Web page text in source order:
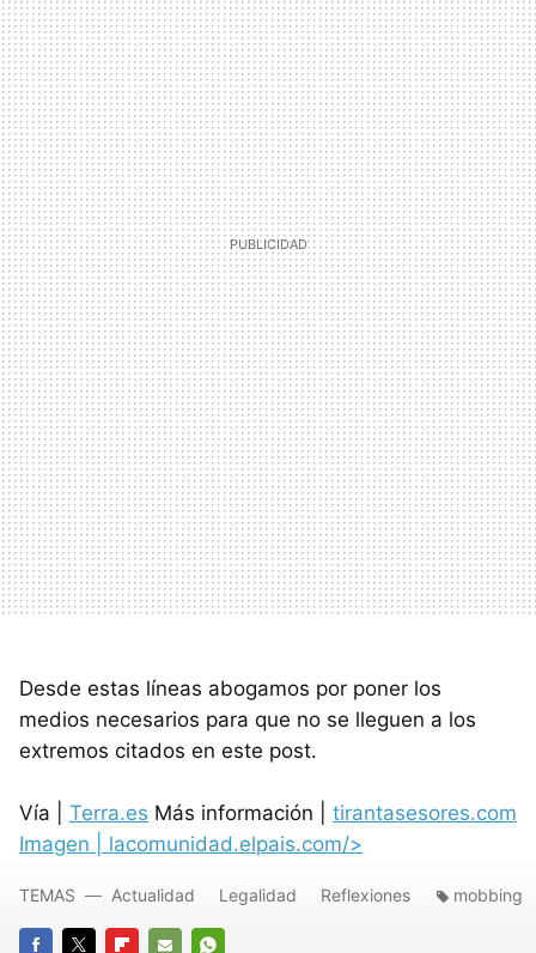
Desde estas líneas abogamos por poner los
medios necesarios para que no se lleguen a los
extremos citados en este post.
Vía | Terra.es Más información | tirantasesores.com
Imagen | lacomunidad.elpais.com/>
TEMAS Actualidad Legalidad Reflexiones mobbing